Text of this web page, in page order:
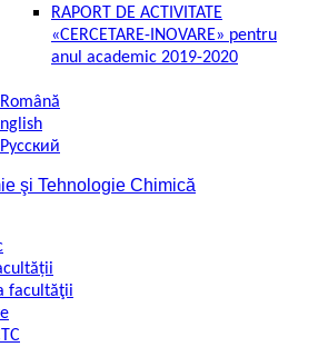
RAPORT DE ACTIVITATE
«CERCETARE-INOVARE» pentru
anul academic 2019-2020
Română
Русский
facultăţii